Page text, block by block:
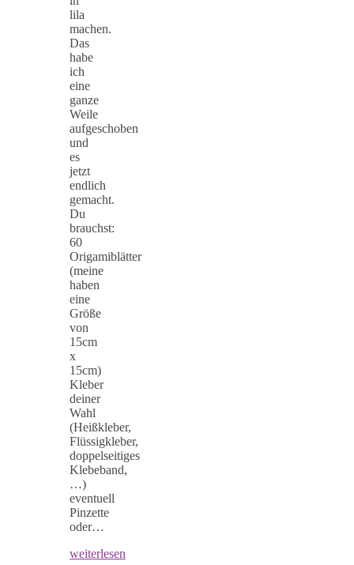
lila
machen.
Das
habe
ich
eine
ganze
Weile
aufgeschoben
und
es
jetzt
endlich
gemacht.
Du
brauchst:
60
Origamiblätter
(meine
haben
eine
Größe
von
15cm
x
15cm)
Kleber
deiner
Wahl
(Heißkleber,
Flüssigkleber,
doppelseitiges
Klebeband,
…)
eventuell
Pinzette
oder…
weiterlesen